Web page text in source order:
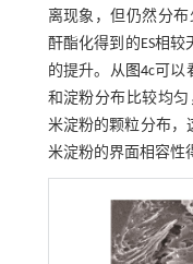
离现象，但仍然分
酐酯化得到的ES相
的提升。从图4c可以
和淀粉分布比较均
米淀粉的颗粒分布，
米淀粉的界面相容性